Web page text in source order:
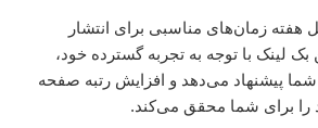
هفته زمان‌های مناسبی برای انتشار
بک لینک با توجه به تجربه گسترده خود،
شما پیشنهاد می‌دهد و افزایش رتبه صفحه
را برای شما محقق می‌کند.